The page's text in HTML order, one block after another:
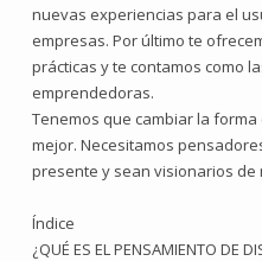
nuevas experiencias para el
empresas. Por último te
prácticas y te contamos como
emprendedoras.
Tenemos que cambiar la
mejor. Necesitamos
presente y sean visionarios
Índice
¿QUÉ ES EL PENSAMIENTO DE